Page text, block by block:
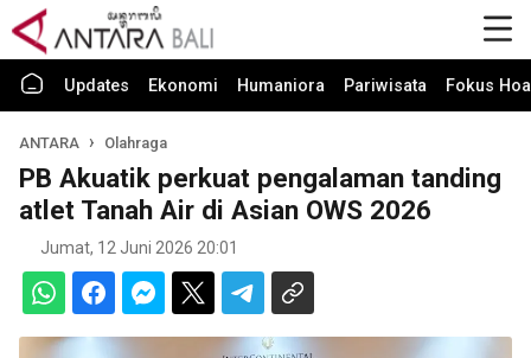
Updates Ekonomi Humaniora Pariwisata Fokus
ANTARA Olahraga
PB Akuatik perkuat pengalaman tanding
atlet Tanah Air di Asian OWS 2026
Jumat, 12 Juni 2026 20:01